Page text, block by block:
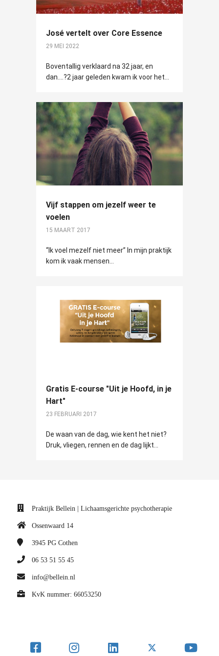
José vertelt over Core Essence
29 MEI 2022
Boventallig verklaard na 32 jaar, en
dan....?2 jaar geleden kwam ik voor het...
Vijf stappen om jezelf weer te
voelen
15 MAART 2017
“Ik voel mezelf niet meer” In mijn praktijk
kom ik vaak mensen...
Gratis E-course "Uit je Hoofd, in je
Hart"
23 FEBRUARI 2017
De waan van de dag, wie kent het niet?
Druk, vliegen, rennen en de dag lijkt...
Praktijk Bellein | Lichaamsgerichte psychotherapie
Ossenwaard 14
3945 PG Cothen
06 53 51 55 45
info@bellein.nl
KvK nummer: 66053250